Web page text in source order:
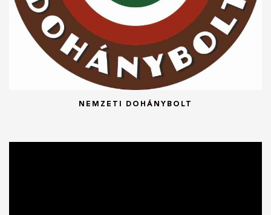
NEMZETI DOHÁNYBOLT